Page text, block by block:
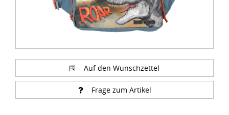
Auf den Wunschzettel
Frage zum Artikel